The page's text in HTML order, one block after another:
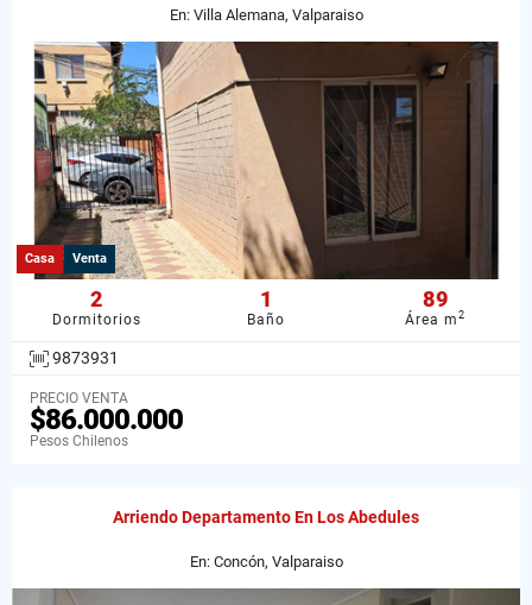
En: Villa Alemana, Valparaiso
Casa Venta
2
Dormitorios
1
Baño
89
Área m2
9873931
PRECIO VENTA
$86.000.000
Pesos Chilenos
Arriendo Departamento En Los Abedules
En: Concón, Valparaiso